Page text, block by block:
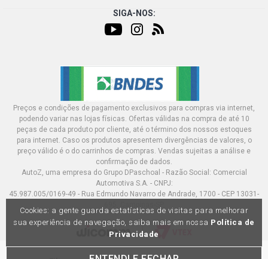
SIGA-NOS:
Preços e condições de pagamento exclusivos para compras via internet,
podendo variar nas lojas físicas. Ofertas válidas na compra de até 10
peças de cada produto por cliente, até o término dos nossos estoques
para internet. Caso os produtos apresentem divergências de valores, o
preço válido é o do carrinhos de compras. Vendas sujeitas a análise e
confirmação de dados.
AutoZ, uma empresa do Grupo DPaschoal - Razão Social: Comercial
Automotiva S.A. - CNPJ:
45.987.005/0169-49 - Rua Edmundo Navarro de Andrade, 1700 - CEP 13031-
Cookies: a gente guarda estatísticas de visitas para melhorar
sua experiência de navegação, saiba mais em nossa Política de
Privacidade